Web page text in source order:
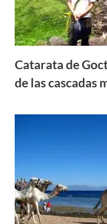
Catarata de
de las cascadas